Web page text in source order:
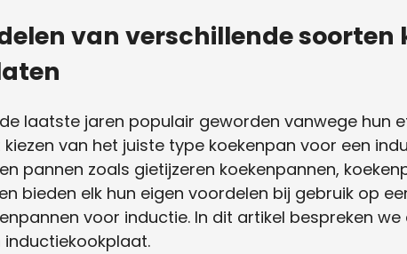
van verschillende
laatste jaren populair geworden vanwege hun
kiezen van het juiste type koekenpan voor een
pannen zoals gietijzeren koekenpannen,
bieden elk hun eigen voordelen bij gebruik op
voor inductie. In dit artikel bespreken